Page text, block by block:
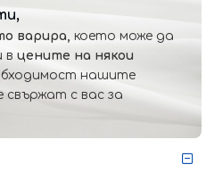
варира, което може да
в цените на някои
нашите
свържат с вас за